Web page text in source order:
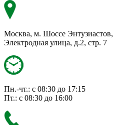
Москва, м. Шоссе Энтузиастов,
Электродная улица, д.2, стр. 7
Пн.-чт.: с 08:30 до 17:15
Пт.: с 08:30 до 16:00